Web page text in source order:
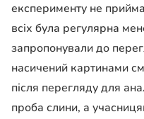
експерименту не
всіх була регулярна
запропонували до
насичений картинами
після перегляду для
проба слини, а